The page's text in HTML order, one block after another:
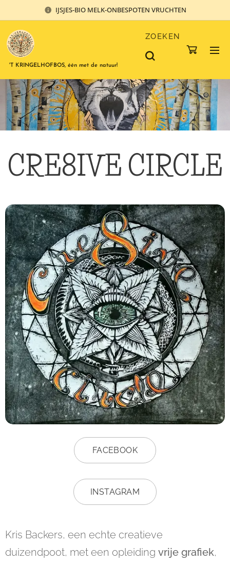
IJSJES-BIO MELK-ONBESPOTEN VRUCHTEN
'T KRINGELHOFBOS, één met de natuur!
ZOEKEN
CRE8IVE CIRCLE
FACEBOOK
INSTAGRAM
Kris Backers, een echte creatieve
duizendpoot, met een opleiding vrije grafiek,